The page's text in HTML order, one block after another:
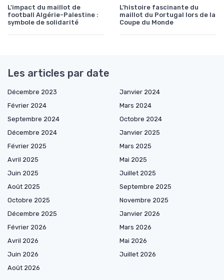
L'impact du maillot de
football Algérie-Palestine :
symbole de solidarité
L'histoire fascinante du
maillot du Portugal lors de la
Coupe du Monde
Les articles par date
Décembre 2023
Janvier 2024
Février 2024
Mars 2024
Septembre 2024
Octobre 2024
Décembre 2024
Janvier 2025
Février 2025
Mars 2025
Avril 2025
Mai 2025
Juin 2025
Juillet 2025
Août 2025
Septembre 2025
Octobre 2025
Novembre 2025
Décembre 2025
Janvier 2026
Février 2026
Mars 2026
Avril 2026
Mai 2026
Juin 2026
Juillet 2026
Août 2026